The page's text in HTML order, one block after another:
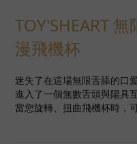
TOY'SHEART
漫飛機杯
迷失了在這場無限舌舔的口
進入了一個無數舌頭與陽具
當您旋轉、扭曲飛機杯時，